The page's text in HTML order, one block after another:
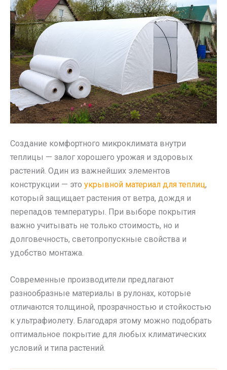
Создание комфортного микроклимата внутри
теплицы — залог хорошего урожая и здоровых
растений. Один из важнейших элементов
конструкции — это укрывной материал для теплиц,
который защищает растения от ветра, дождя и
перепадов температуры. При выборе покрытия
важно учитывать не только стоимость, но и
долговечность, светопропускные свойства и
удобство монтажа.
Современные производители предлагают
разнообразные материалы в рулонах, которые
отличаются толщиной, прозрачностью и стойкостью
к ультрафиолету. Благодаря этому можно подобрать
оптимальное покрытие для любых климатических
условий и типа растений.